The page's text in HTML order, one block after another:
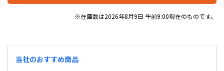
※在庫数は2026年8月9日 午前9:00現在のものです。
当社のおすすめ商品